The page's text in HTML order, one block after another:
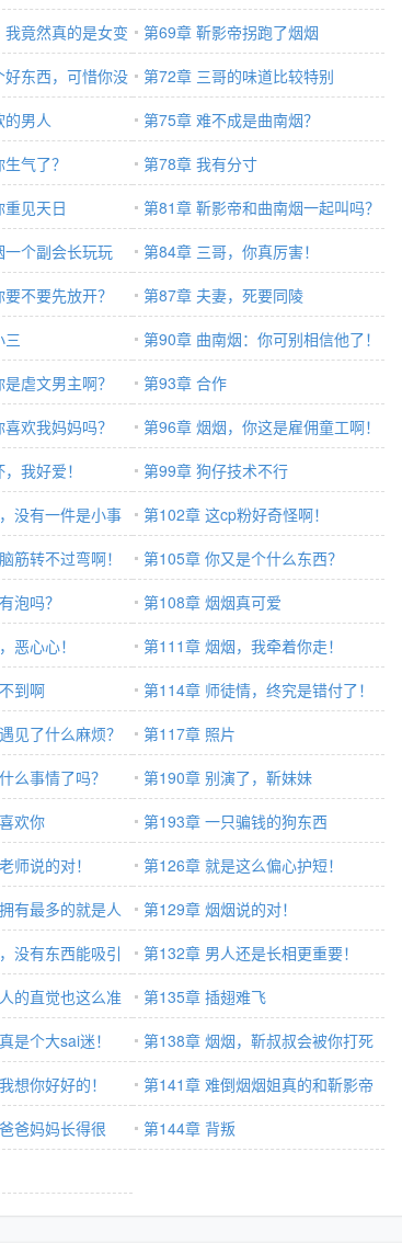
竟然真的是女变
第69章 靳影帝拐跑了烟烟
东西，可惜你没
第72章 三哥的味道比较特别
的男人
第75章 难不成是曲南烟？
气了？
第78章 我有分寸
见天日
第81章 靳影帝和曲南烟一起叫吗？
个副会长玩玩
第84章 三哥，你真厉害！
不要先放开？
第87章 夫妻，死要同陵
三
第90章 曲南烟：你可别相信他了！
虐文男主啊？
第93章 合作
欢我妈妈吗？
第96章 烟烟，你这是雇佣童工啊！
我好爱！
第99章 狗仔技术不行
没有一件是小事
第102章 这cp粉好奇怪啊！
筋转不过弯啊！
第105章 你又是个什么东西？
泡吗？
第108章 烟烟真可爱
恶心心！
第111章 烟烟，我牵着你走！
到啊
第114章 师徒情，终究是错付了！
见了什么麻烦？
第117章 照片
么事情了吗？
第190章 别演了，靳妹妹
欢你
第193章 一只骗钱的狗东西
师说的对！
第126章 就是这么偏心护短！
有最多的就是人
第129章 烟烟说的对！
没有东西能吸引
第132章 男人还是长相更重要！
的直觉也这么准
第135章 插翅难飞
是个大sai迷！
第138章 烟烟，靳叔叔会被你打死
的！
想你好好的！
第141章 难倒烟烟姐真的和靳影帝
闹崩了？
爸妈妈长得很
第144章 背叛